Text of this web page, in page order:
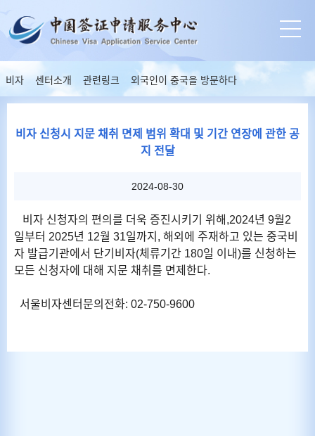
비자 센터소개 관련링크 외국인이 중국을 방문하다
비자 신청시 지문 채취 면제 범위 확대 및 기간 연장에 관한 공
지 전달
2024-08-30
비자 신청자의 편의를 더욱 증진시키기 위해,2024년 9월2
일부터 2025년 12월 31일까지, 해외에 주재하고 있는 중국비
자 발급기관에서 단기비자(체류기간 180일 이내)를 신청하는
모든 신청자에 대해 지문 채취를 면제한다.
서울비자센터문의전화: 02-750-9600